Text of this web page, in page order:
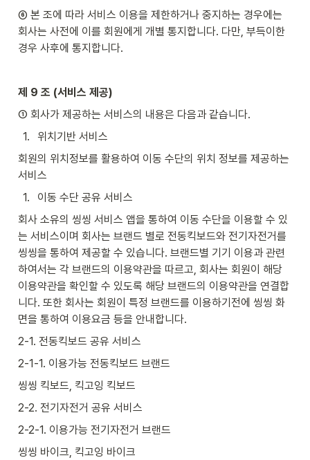
⑥ 본 조에 따라 서비스 이용을 제한하거나 중지하는 경우에는
회사는 사전에 이를 회원에게 개별 통지합니다. 다만, 부득이한
경우 사후에 통지합니다.
제 9 조 (서비스 제공)
① 회사가 제공하는 서비스의 내용은 다음과 같습니다.
1.
위치기반 서비스
회원의 위치정보를 활용하여 이동 수단의 위치 정보를 제공하는
서비스
1.
이동 수단 공유 서비스
회사 소유의 씽씽 서비스 앱을 통하여 이동 수단을 이용할 수 있
는 서비스이며 회사는 브랜드 별로 전동킥보드와 전기자전거를
씽씽을 통하여 제공할 수 있습니다. 브랜드별 기기 이용과 관련
하여서는 각 브랜드의 이용약관을 따르고, 회사는 회원이 해당
이용약관을 확인할 수 있도록 해당 브랜드의 이용약관을 연결합
니다. 또한 회사는 회원이 특정 브랜드를 이용하기전에 씽씽 화
면을 통하여 이용요금 등을 안내합니다.
2-1. 전동킥보드 공유 서비스
2-1-1. 이용가능 전동킥보드 브랜드
씽씽 킥보드, 킥고잉 킥보드
2-2. 전기자전거 공유 서비스
2-2-1. 이용가능 전기자전거 브랜드
씽씽 바이크, 킥고잉 바이크